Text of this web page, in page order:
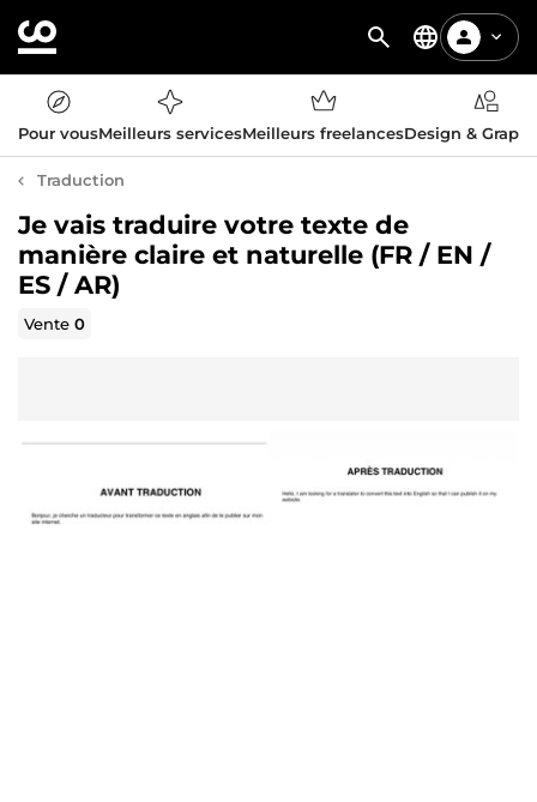
Pour vousMeilleurs servicesMeilleurs freelancesDesign &
Traduction
Je vais traduire votre texte de
manière claire et naturelle (FR / EN /
ES / AR)
Vente0